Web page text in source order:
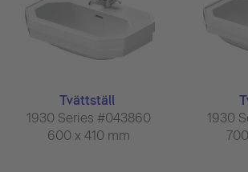
Tvättställ
1930 Series #043860
600 x 410 mm
1930